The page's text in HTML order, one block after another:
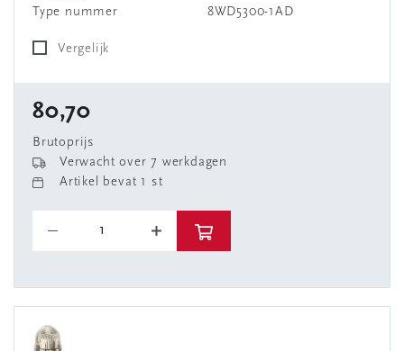
Type nummer 8WD5300-1AD
Vergelijk
80,70
Brutoprijs
Verwacht over 7 werkdagen
Artikel bevat 1 st